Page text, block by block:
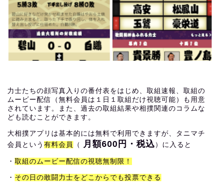
力士たちの顔写真入りの番付表をはじめ、取組速報、取組の
ムービー配信（無料会員は１日１取組だけ視聴可能）も用意
されています。また、過去の取組結果や相撲関連のコラムな
ども読むことができます。
大相撲アプリは基本的には無料で利用できますが、タニマチ
会員という 有料会員 （ 月額600円・税込 ）に入ると
・ 取組のムービー配信の視聴無制限！
・ その日の敢闘力士をどこからでも投票できる